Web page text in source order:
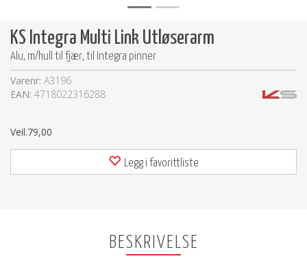
KS Integra Multi Link Utløserarm
Alu, m/hull til fjær, til Integra pinner
Varenr: A3196
EAN: 4718022316288
Veil.79,00
Legg i favorittliste
BESKRIVELSE